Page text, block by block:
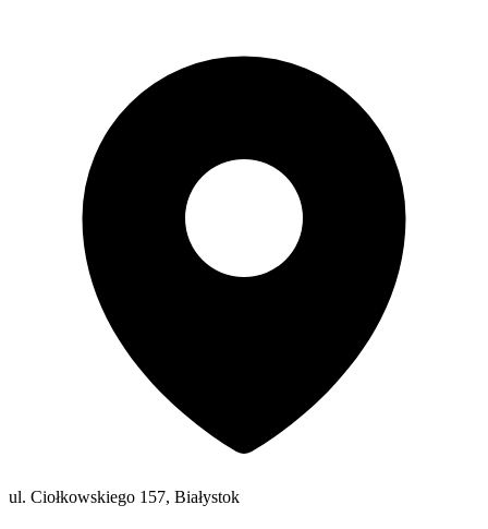
ul. Ciołkowskiego 157, Białystok